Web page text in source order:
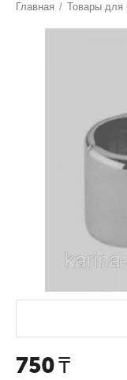
Главная / Товары для
750 ₸